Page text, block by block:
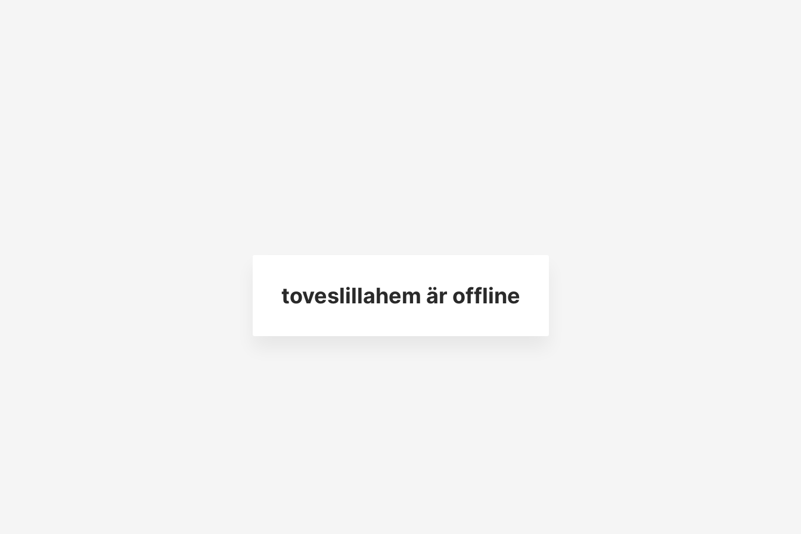
toveslillahem är offline